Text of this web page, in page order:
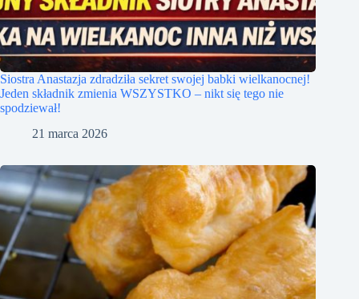
Siostra Anastazja zdradziła sekret swojej babki wielkanocnej!
Jeden składnik zmienia WSZYSTKO – nikt się tego nie
spodziewał!
21 marca 2026